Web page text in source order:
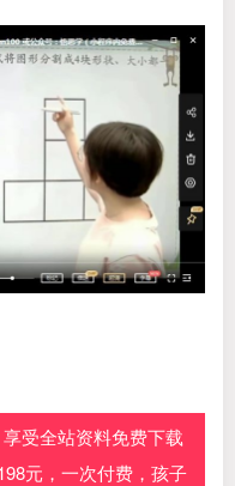
受全站资料免费下载
元，一次付费，孩子